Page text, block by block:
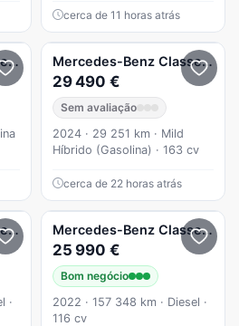
cerca de 11 horas atrás
A 200 Aut.
Mercedes-Benz Classe A
29 490 €
Sem avaliação
2024 · 29 251 km · Mild
Híbrido (Gasolina) · 163 cv
cerca de 22 horas atrás
·
Mercedes-Benz Classe A
25 990 €
Bom negócio
2022 · 157 348 km · Diesel ·
116 cv